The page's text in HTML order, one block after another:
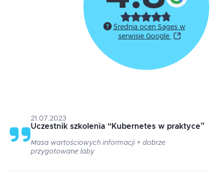
Średnia ocen Sages w
serwisie Google
21.07.2023
Uczestnik szkolenia “Kubernetes w praktyce”
Masa wartościowych informacji + dobrze
przygotowane laby